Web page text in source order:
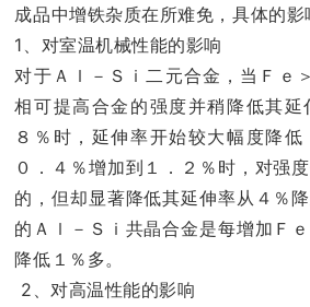
成品中增铁杂质在所难免，具体的影
1、对室温机械性能的影响
对于Ａｌ－Ｓｉ二元合金，当Ｆｅ
相可提高合金的强度并稍降低其延
８％时，延伸率开始较大幅度降低
０．４％增加到１．２％时，对强
的，但却显著降低其延伸率从４％
的Ａｌ－Ｓｉ共晶合金是每增加Ｆ
降低１％多。
2、对高温性能的影响